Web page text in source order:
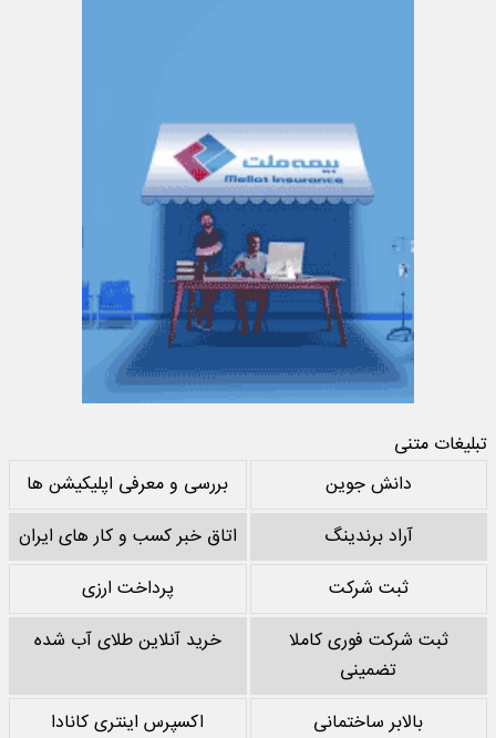
تبلیغات متنی
دانش جوین
بررسی و معرفی اپلیکیشن ها
آراد برندینگ
اتاق خبر کسب و کار های ایران
ثبت شرکت
پرداخت ارزی
ثبت شرکت فوری کاملا
تضمینی
خرید آنلاین طلای آب شده
بالابر ساختمانی اکسپرس اینتری کانادا